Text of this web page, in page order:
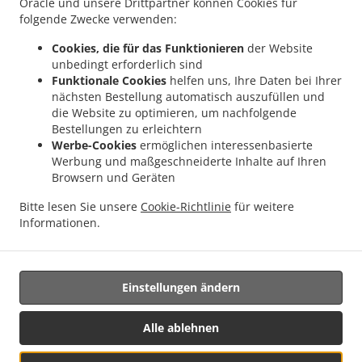
folgende Zwecke verwenden:
Cookies, die für das Funktionieren der Website
unbedingt erforderlich sind
Funktionale Cookies helfen uns, Ihre Daten bei Ihrer
nächsten Bestellung automatisch auszufüllen und
die Website zu optimieren, um nachfolgende
Bestellungen zu erleichtern
Werbe-Cookies ermöglichen interessenbasierte
Werbung und maßgeschneiderte Inhalte auf Ihren
Browsern und Geräten
Bitte lesen Sie unsere Cookie-Richtlinie für weitere
Informationen.
Alle ablehnen
Einstellungen ändern
Gattern
Burger Lieferservice Öhret
Burger Lieferservice Mayrhof . Burger Lieferservice Dorf . Burger Lieferservice Grub
Burger Lieferservice Hanzing
Burger Lieferservice Entholz
Burger Lieferservice
Krennbauer-Siedlung . Burger Lieferservice Schardenberg . Burger Lieferservice Huber-
. Burger Lieferservice Amelreiching . Burger Lieferservice Haibach bei
. Burger Lieferservice Lehen . Burger Lieferservice Wühr
Lieferservice Wibling
Burger Lieferservice Windorf Gaishofen
Burger Lieferservice
. Burger Lieferservice Anzberg
Lieferservice Zwickledt
Unterstützt von:
https://foodbooking-germany.de Web- und App Shop und
Kassensysteme für Gastronomie